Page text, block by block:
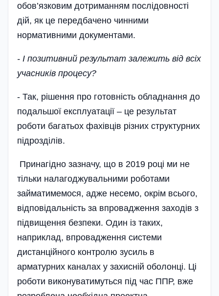
обов’язковим дотриманням послідовності
дій, як це передбачено чинними
нормативними документами.
- І позитивний результат залежить від всіх
учасників процесу?
- Так, рішення про готовність обладнання до
подальшої експлуатації – це результат
роботи багатьох фахівців різних структурних
підрозділів.
Принагідно зазначу, що в 2019 році ми не
тільки налагоджувальними роботами
займатимемося, адже несемо, окрім всього,
відповідальність за впровадження заходів з
підвищення безпеки. Один із таких,
наприклад, впрова­дження системи
дистанційного контролю зусиль в
арматурних каналах у захисній оболонці. Ці
роботи виконуватимуться під час ППР, вже